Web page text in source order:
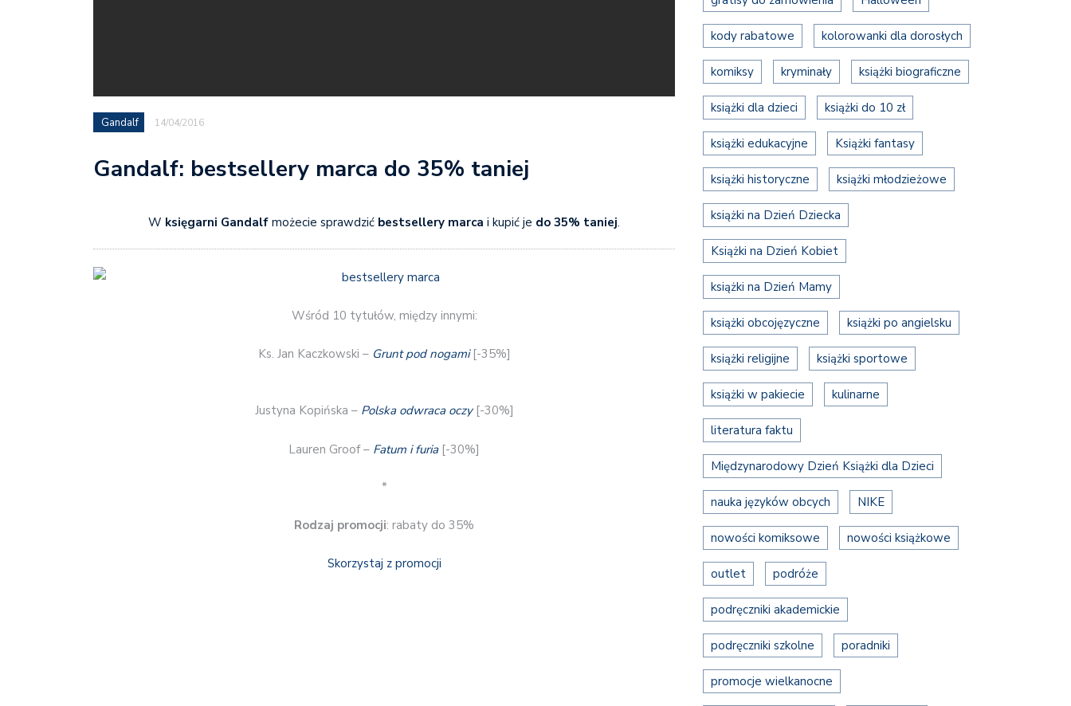
Gandalf 14/04/2016
Gandalf: bestsellery marca do 35% taniej
W księgarni Gandalf możecie sprawdzić bestsellery marca i kupić je do 35% taniej.
Wśród 10 tytułów, między innymi:
Ks. Jan Kaczkowski – Grunt pod nogami[-35%]
Justyna Kopińska –Polska odwraca oczy[-30%]
Lauren Groof – Fatum i furia[-30%]
*
Rodzaj promocji: rabaty do 35%
Skorzystaj z promocji
kody rabatowe kolorowanki dla dorosłych
komiksy kryminały książki biograficzne
książki dla dzieci książki do 10 zł
książki edukacyjne Książki fantasy
książki historyczne książki młodzieżowe
książki na Dzień Dziecka
Książki na Dzień Kobiet
książki na Dzień Mamy
książki obcojęzyczne książki po angielsku
książki religijne książki sportowe
książki w pakiecie kulinarne
literatura faktu
Międzynarodowy Dzień Książki dla Dzieci
nauka języków obcych NIKE
nowości komiksowe nowości książkowe
outlet podróże
podręczniki akademickie
podręczniki szkolne poradniki
promocje wielkanocne